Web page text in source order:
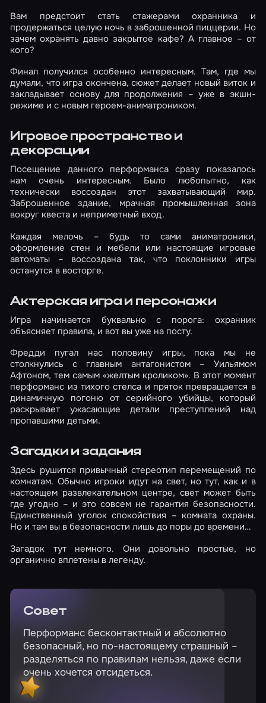
Вам предстоит стать стажерами охранника и
продержаться целую ночь в заброшенной пиццерии. Но
зачем охранять давно закрытое кафе? А главное – от
кого?
Финал получился особенно интересным. Там, где мы
думали, что игра окончена, сюжет делает новый виток и
закладывает основу для продолжения – уже в экшн-
режиме и с новым героем-аниматроником.
Игровое пространство и
декорации
Посещение данного перформанса сразу показалось
нам очень интересным. Было любопытно, как
технически воссоздан этот захватывающий мир.
Заброшенное здание, мрачная промышленная зона
вокруг квеста и неприметный вход.
Каждая мелочь – будь то сами аниматроники,
оформление стен и мебели или настоящие игровые
автоматы – воссоздана так, что поклонники игры
останутся в восторге.
Актерская игра и персонажи
Игра начинается буквально с порога: охранник
объясняет правила, и вот вы уже на посту.
Фредди пугал нас половину игры, пока мы не
столкнулись с главным антагонистом – Уильямом
Афтоном, тем самым «желтым кроликом». В этот момент
перформанс из тихого стелса и пряток превращается в
динамичную погоню от серийного убийцы, который
раскрывает ужасающие детали преступлений над
пропавшими детьми.
Загадки и задания
Здесь рушится привычный стереотип перемещений по
комнатам. Обычно игроки идут на свет, но тут, как и в
настоящем развлекательном центре, свет может быть
где угодно – и это совсем не гарантия безопасности.
Единственный уголок спокойствия – комната охраны.
Но и там вы в безопасности лишь до поры до времени…
Загадок тут немного. Они довольно простые, но
органично вплетены в легенду.
Совет
Перформанс бесконтактный и абсолютно
безопасный, но по-настоящему страшный –
разделяться по правилам нельзя, даже если
очень хочется отсидеться.